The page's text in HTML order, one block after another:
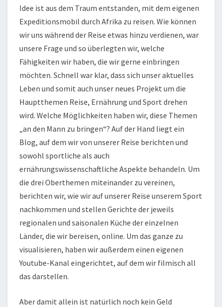
N
E
R
G
E
D
V
E
R
D
I
E
E
Idee ist aus dem Traum entstanden, mit dem eigenen
Expeditionsmobil durch Afrika zu reisen. Wie können
wir uns während der Reise etwas hinzu verdienen, war
unsere Frage und so überlegten wir, welche
Fähigkeiten wir haben, die wir gerne einbringen
möchten. Schnell war klar, dass sich unser aktuelles
Leben und somit auch unser neues Projekt um die
Hauptthemen Reise, Ernährung und Sport drehen
wird. Welche Möglichkeiten haben wir, diese Themen
„an den Mann zu bringen“? Auf der Hand liegt ein
Blog, auf dem wir von unserer Reise berichten und
sowohl sportliche als auch
ernährungswissenschaftliche Aspekte behandeln. Um
die drei Oberthemen miteinander zu vereinen,
berichten wir, wie wir auf unserer Reise unserem Sport
nachkommen und stellen Gerichte der jeweils
regionalen und saisonalen Küche der einzelnen
Länder, die wir bereisen, online. Um das ganze zu
visualisieren, haben wir außerdem einen eigenen
Youtube-Kanal eingerichtet, auf dem wir filmisch all
das darstellen.
Aber damit allein ist natürlich noch kein Geld